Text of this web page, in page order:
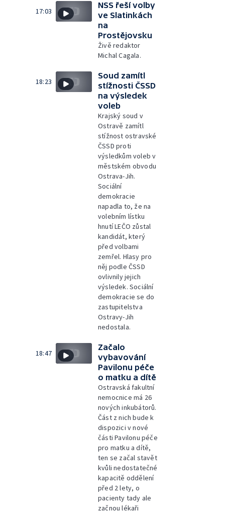
17:03
NSS řeší volby
ve Slatinkách
na
Prostějovsku
Živě redaktor
Michal Cagala.
18:23
Soud zamítl
stížnosti ČSSD
na výsledek
voleb
Krajský soud v
Ostravě zamítl
stížnost ostravské
ČSSD proti
výsledkům voleb v
městském obvodu
Ostrava-Jih.
Sociální
demokracie
napadla to, že na
volebním lístku
hnutí LEČO zůstal
kandidát, který
před volbami
zemřel. Hlasy pro
něj podle ČSSD
ovlivnily jejich
výsledek. Sociální
demokracie se do
zastupitelstva
Ostravy-Jih
nedostala.
18:47
Začalo
vybavování
Pavilonu péče
o matku a dítě
Ostravská fakultní
nemocnice má 26
nových inkubátorů.
Část z nich bude k
dispozici v nové
části Pavilonu péče
pro matku a dítě,
ten se začal stavět
kvůli nedostatečné
kapacitě oddělení
před 2 lety, o
pacienty tady ale
začnou lékaři